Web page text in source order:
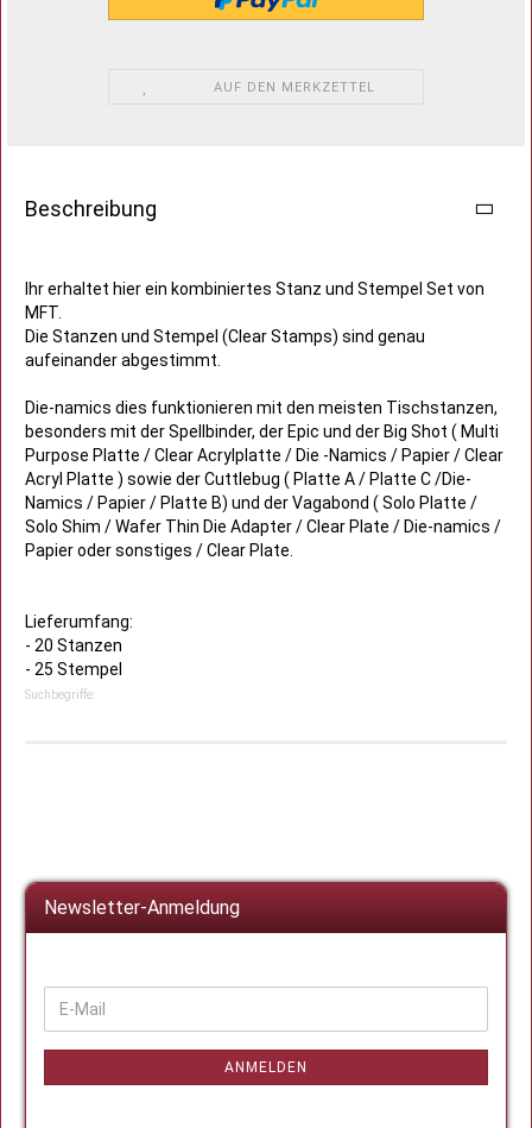
AUF DEN MERKZETTEL
Beschreibung
Ihr erhaltet hier ein kombiniertes Stanz und Stempel Set von
MFT.
Die Stanzen und Stempel (Clear Stamps) sind genau
aufeinander abgestimmt.
Die-namics dies funktionieren mit den meisten Tischstanzen,
besonders mit der Spellbinder, der Epic und der Big Shot ( Multi
Purpose Platte / Clear Acrylplatte / Die -Namics / Papier / Clear
Acryl Platte ) sowie der Cuttlebug ( Platte A / Platte C /Die-
Namics / Papier / Platte B) und der Vagabond ( Solo Platte /
Solo Shim / Wafer Thin Die Adapter / Clear Plate / Die-namics /
Papier oder sonstiges / Clear Plate.
Lieferumfang:
- 20 Stanzen
- 25 Stempel
Suchbegriffe:
Newsletter-Anmeldung
WEITER
ZUR
NEWSLETTER-
E-
Mail
ANMELDEN